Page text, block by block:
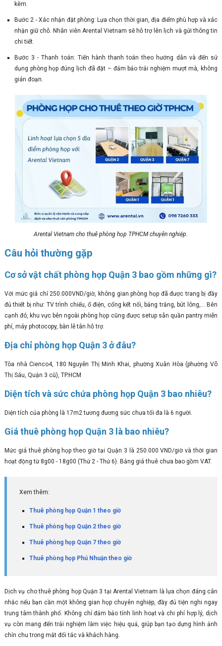
kèm.
Bước 2 - Xác nhận đặt phòng: Lựa chọn thời gian, địa điểm phù hợp và xác
nhận giữ chỗ. Nhân viên Arental Vietnam sẽ hỗ trợ lên lịch và gửi thông tin
chi tiết.
Bước 3 - Thanh toán: Tiến hành thanh toán theo hướng dẫn và đến sử
dụng phòng họp đúng lịch đã đặt – đảm bảo trải nghiệm mượt mà, không
gián đoạn.
Arental Vietnam cho thuê phòng họp TPHCM chuyên nghiệp.
Câu hỏi thường gặp
Cơ sở vật chất phòng họp Quận 3 bao gồm những gì?
Với mức giá chỉ 250.000VND/giờ, không gian phòng họp đã được trang bị đầy
đủ thiết bị như: TV trình chiếu, ổ điện, cổng kết nối, bảng trắng, bút lông,... Bên
cạnh đó, khu vực bên ngoài phòng họp cũng được setup sẵn quần pantry miễn
phí, máy photocopy, bàn lễ tân hỗ trợ.
Địa chỉ phòng họp Quận 3 ở đâu?
Tòa nhà Cienco4, 180 Nguyễn Thị Minh Khai, phường Xuân Hòa (phường Võ
Thị Sáu, Quận 3 cũ), TP.HCM
Diện tích và sức chứa phòng họp Quận 3 bao nhiêu?
Diện tích của phòng là 17m2 tương đương sức chưa tối đa là 6 người.
Giá thuê phòng họp Quận 3 là bao nhiêu?
Mức giá thuê phòng họp theo giờ tại Quận 3 là 250.000 VND/giờ và thời gian
hoạt động từ 8g00 - 18g00 (Thứ 2 - Thứ 6). Bảng giá thuê chưa bao gồm VAT.
Xem thêm:
Thuê phòng họp Quận 1 theo giờ
Thuê phòng họp Quận 2 theo giờ
Thuê phòng họp Quận 7 theo giờ
Thuê phòng họp Phú Nhuận theo giờ
Dịch vụ cho thuê phòng họp Quận 3 tại Arental Vietnam là lựa chọn đáng cân
nhắc nếu bạn cần một không gian họp chuyên nghiệp, đầy đủ tiện nghi ngay
trung tâm thành phố. Không chỉ đảm bảo tính linh hoạt và chi phí hợp lý, dịch
vụ còn mang đến trải nghiệm làm việc hiệu quả, giúp bạn tạo dựng hình ảnh
chỉn chu trong mắt đối tác và khách hàng.